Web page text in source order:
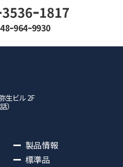
ｰ964ｰ9930
⽣ビル 2F
）
製品情報
標準品